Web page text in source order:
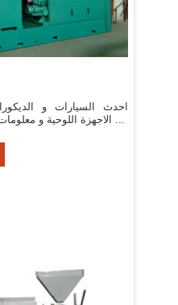
احدث السيارات و
الاجهزة اللوحية و معلومات وصور مفيده ومعلومات ...